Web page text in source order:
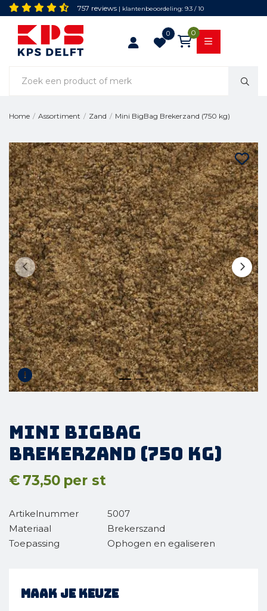
757 reviews | klantenbeoordeling: 9.3 / 10
0 0
Home / Assortiment / Zand / Mini BigBag Brekerzand (750 kg)
Mini BigBag
Brekerzand (750 kg)
€ 73,50 per st
Artikelnummer
5007
Materiaal
Brekerszand
Toepassing
Ophogen en egaliseren
Maak je keuze